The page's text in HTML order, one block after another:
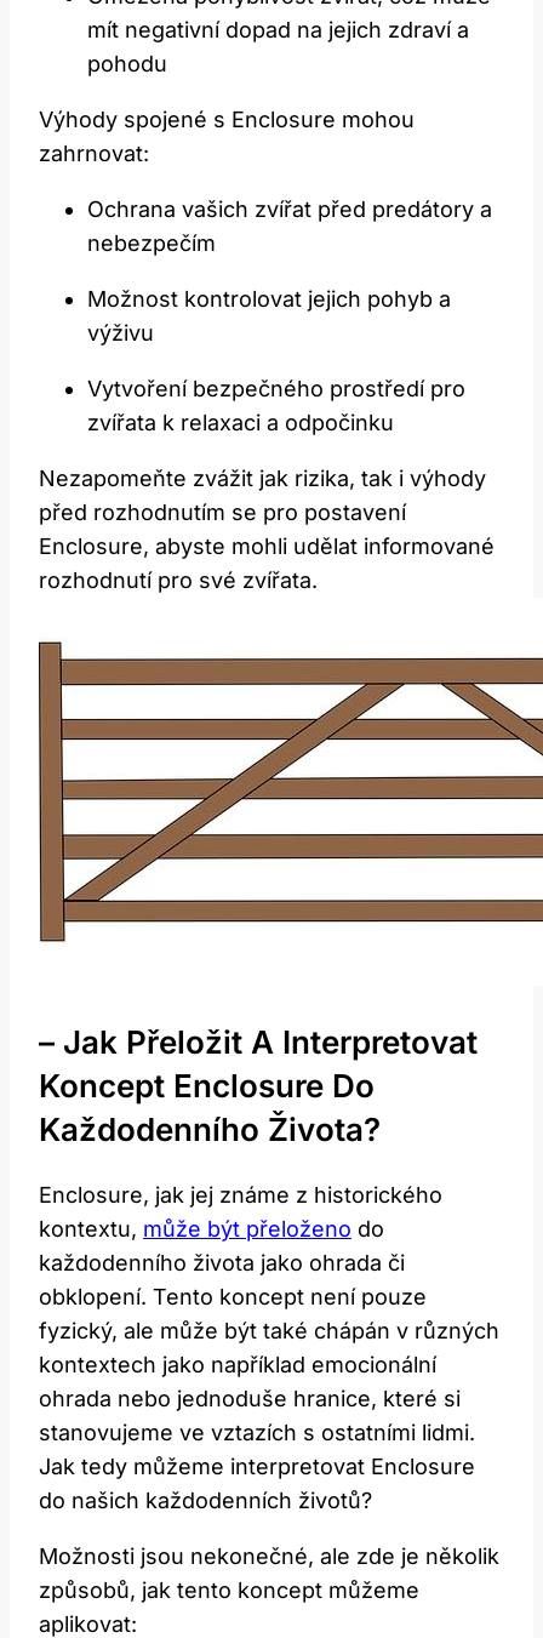
mít negativní dopad na jejich zdraví a
pohodu
Výhody spojené s Enclosure mohou
zahrnovat:
Ochrana vašich zvířat před predátory a
nebezpečím
Možnost kontrolovat jejich pohyb a
výživu
Vytvoření bezpečného prostředí pro
zvířata k relaxaci a odpočinku
Nezapomeňte zvážit jak rizika, tak i výhody
před rozhodnutím se pro postavení
Enclosure, abyste mohli udělat informované
rozhodnutí pro své zvířata.
– Jak Přeložit A Interpretovat
Koncept Enclosure Do
Každodenního Života?
Enclosure, jak jej známe z historického
kontextu, může být přeloženo do
každodenního života jako ohrada či
obklopení. Tento koncept není pouze
fyzický, ale může být také chápán v různých
kontextech jako například emocionální
ohrada nebo jednoduše hranice, které si
stanovujeme ve vztazích s ostatními lidmi.
Jak tedy můžeme interpretovat Enclosure
do našich každodenních životů?
Možnosti jsou nekonečné, ale zde je několik
způsobů, jak tento koncept můžeme
aplikovat: